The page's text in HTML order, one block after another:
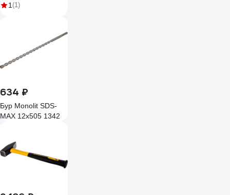
(d12-13) для
1 (1)
634 ₽
Бур Monolit SDS-
MAX 12x505 1342